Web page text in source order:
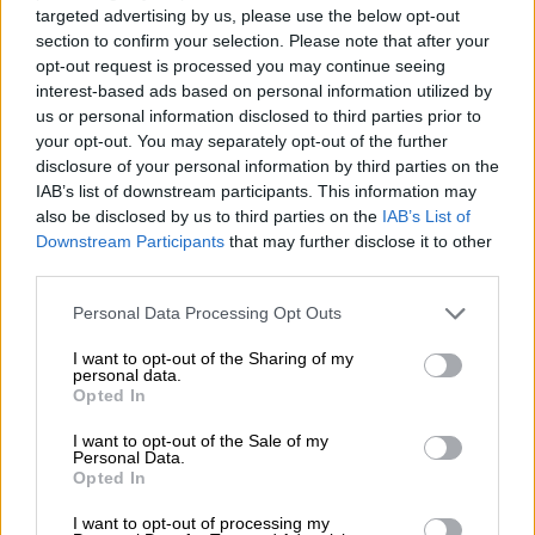
targeted advertising by us, please use the below opt-out
section to confirm your selection. Please note that after your
opt-out request is processed you may continue seeing
interest-based ads based on personal information utilized by
us or personal information disclosed to third parties prior to
your opt-out. You may separately opt-out of the further
disclosure of your personal information by third parties on the
IAB’s list of downstream participants. This information may
also be disclosed by us to third parties on the IAB’s List of
Downstream Participants that may further disclose it to other
Please note that this website/app uses one or more Google
not limited to your visit or usage behaviour. You may click to
grant or deny consent to Google and its third-party tags to
use your data for below specified purposes in below Google
consent section.
Personal Data Processing Opt Outs
I want to opt-out of the Sharing of my
personal data.
Opted In
I want to opt-out of the Sale of my
Personal Data.
Opted In
I want to opt-out of processing my
Στο ίδιο πλαίσιο, η
αθλητισμού, στηρίζοντας τόσο μεγάλες
διοργανώσεις όσο και Έλληνες αθλητές με
διεθνείς διακρίσεις. Μια στρατηγική